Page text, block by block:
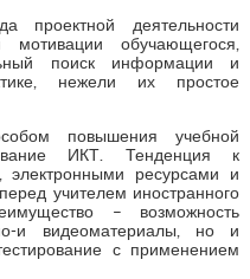
проектной деятельности
мотивации обучающегося,
поиск информации и
нежели их простое
повышения учебной
ИКТ. Тенденция к
ресурсами и
учителем иностранного
– возможность
и видеоматериалы, но и
с применением